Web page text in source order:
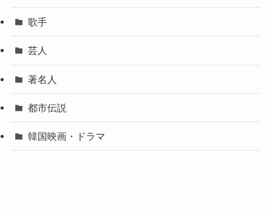
歌手
芸人
著名人
都市伝説
韓国映画・ドラマ